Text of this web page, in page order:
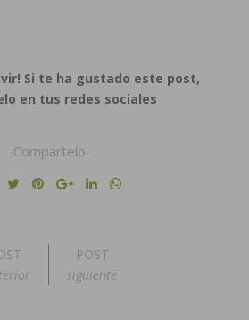
Si te ha gustado este post,
en tus redes sociales
¡Compártelo!
POST
siguiente